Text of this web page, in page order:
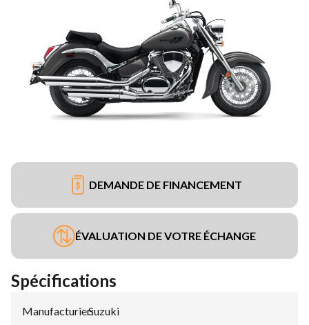
DEMANDE DE FINANCEMENT
ÉVALUATION DE VOTRE ÉCHANGE
Spécifications
Manufacturier:
Suzuki